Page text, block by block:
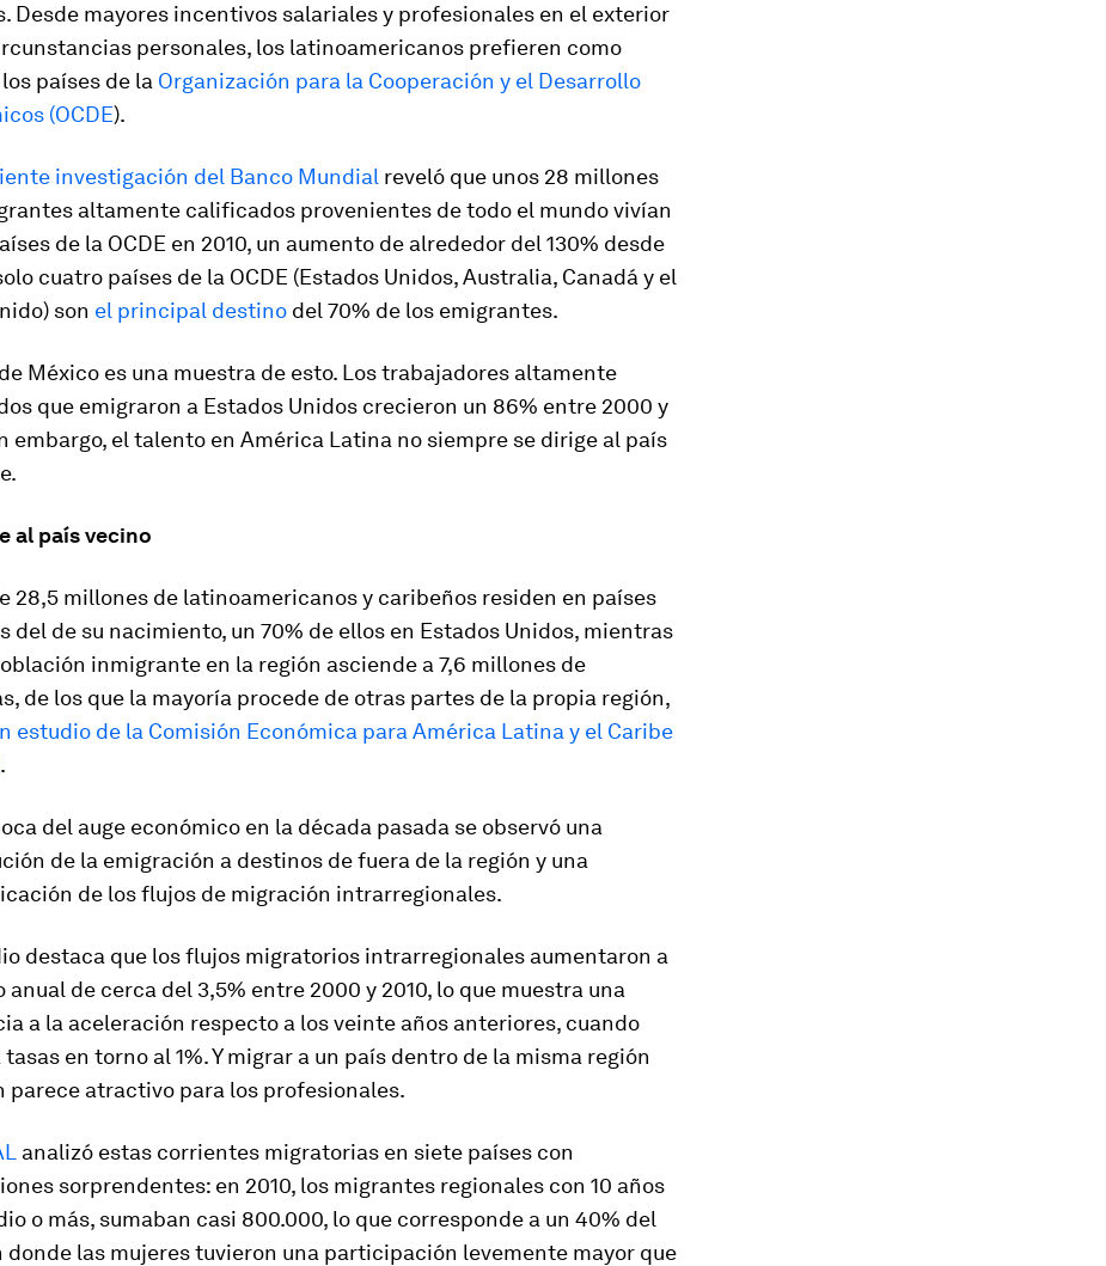
Desde mayores incentivos salariales y profesionales en el exterior
personales, los latinoamericanos prefieren como
países de la Organización para la Cooperación y el Desarrollo
(OCDE).
investigación del Banco Mundial reveló que unos 28 millones
altamente calificados provenientes de todo el mundo vivían
de la OCDE en 2010, un aumento de alrededor del 130% desde
cuatro países de la OCDE (Estados Unidos, Australia, Canadá y el
son el principal destino del 70% de los emigrantes.
México es una muestra de esto. Los trabajadores altamente
que emigraron a Estados Unidos crecieron un 86% entre 2000 y
embargo, el talento en América Latina no siempre se dirige al país
al país vecino
28,5 millones de latinoamericanos y caribeños residen en países
del de su nacimiento, un 70% de ellos en Estados Unidos, mientras
inmigrante en la región asciende a 7,6 millones de
de los que la mayoría procede de otras partes de la propia región,
estudio de la Comisión Económica para América Latina y el Caribe
.
del auge económico en la década pasada se observó una
de la emigración a destinos de fuera de la región y una
de los flujos de migración intrarregionales.
destaca que los flujos migratorios intrarregionales aumentaron a
anual de cerca del 3,5% entre 2000 y 2010, lo que muestra una
a la aceleración respecto a los veinte años anteriores, cuando
en torno al 1%. Y migrar a un país dentro de la misma región
parece atractivo para los profesionales.
analizó estas corrientes migratorias en siete países con
sorprendentes: en 2010, los migrantes regionales con 10 años
o más, sumaban casi 800.000, lo que corresponde a un 40% del
donde las mujeres tuvieron una participación levemente mayor que